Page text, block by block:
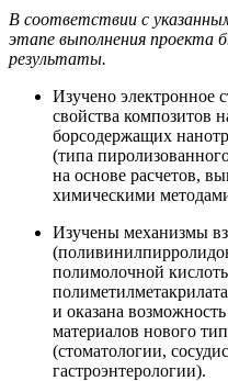
В соответствии с
этапе выполнения проекта
результаты.
Изучено электронное
свойства композитов
борсодержащих
(типа
на основе расчетов,
химическими
Изучены механизмы
полимолочной
и оказана
материалов нового
(стоматологии,
гастроэнтерологии).